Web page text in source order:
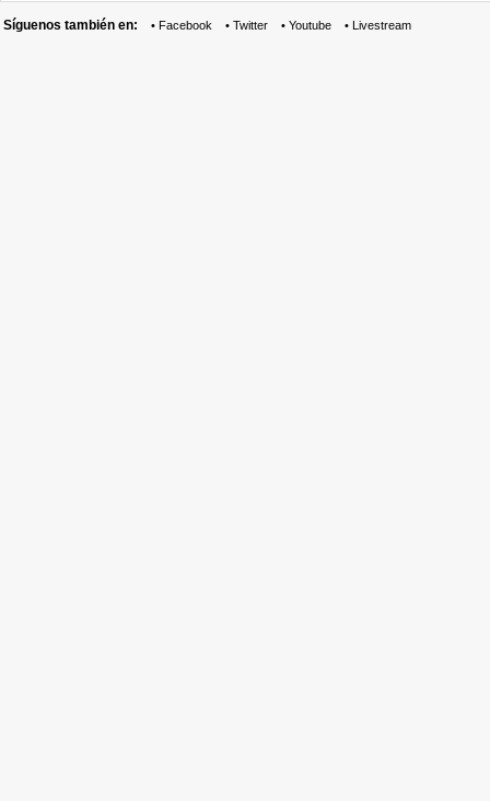
Síguenos también en: • Facebook • Twitter • Youtube • Livestream